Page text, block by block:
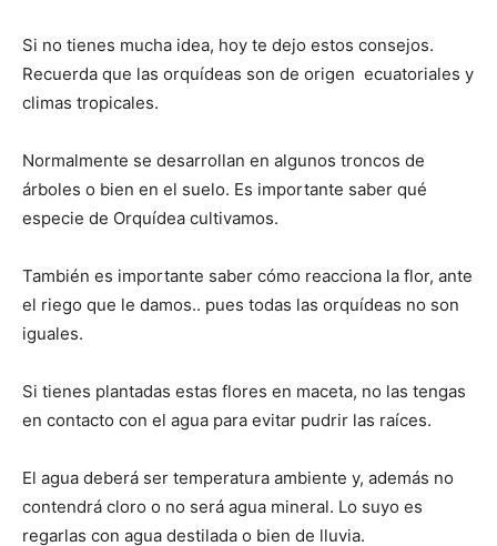
Si no tienes mucha idea, hoy te dejo estos consejos.
Recuerda que las orquídeas son de origen ecuatoriales y
climas tropicales.
Normalmente se desarrollan en algunos troncos de
árboles o bien en el suelo. Es importante saber qué
especie de Orquídea cultivamos.
También es importante saber cómo reacciona la flor, ante
el riego que le damos.. pues todas las orquídeas no son
iguales.
Si tienes plantadas estas flores en maceta, no las tengas
en contacto con el agua para evitar pudrir las raíces.
El agua deberá ser temperatura ambiente y, además no
contendrá cloro o no será agua mineral. Lo suyo es
regarlas con agua destilada o bien de lluvia.